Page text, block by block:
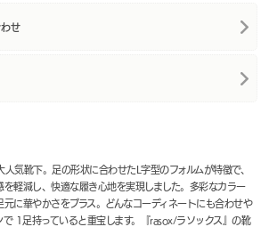
せ
気靴下。足の形状に合わせたL字型のフォルムが特徴で、
を軽減し、快適な履き心地を実現しました。多彩なカラー
元に華やかさをプラス。どんなコーディネートにも合わせや
で 1足持っていると重宝します。『rasox/ラソックス』の靴